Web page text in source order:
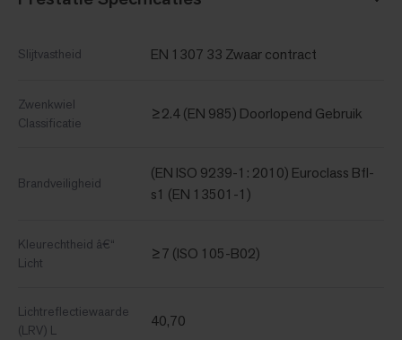
Slijtvastheid EN 1307 33 Zwaar contract
Zwenkwiel
Classificatie
≥2.4 (EN 985) Doorlopend Gebruik
Brandveiligheid
(EN ISO 9239-1: 2010) Euroclass Bfl-
s1 (EN 13501-1)
Kleurechtheid â€“
Licht
≥7 (ISO 105-B02)
Lichtreflectiewaarde
(LRV) L
40,70